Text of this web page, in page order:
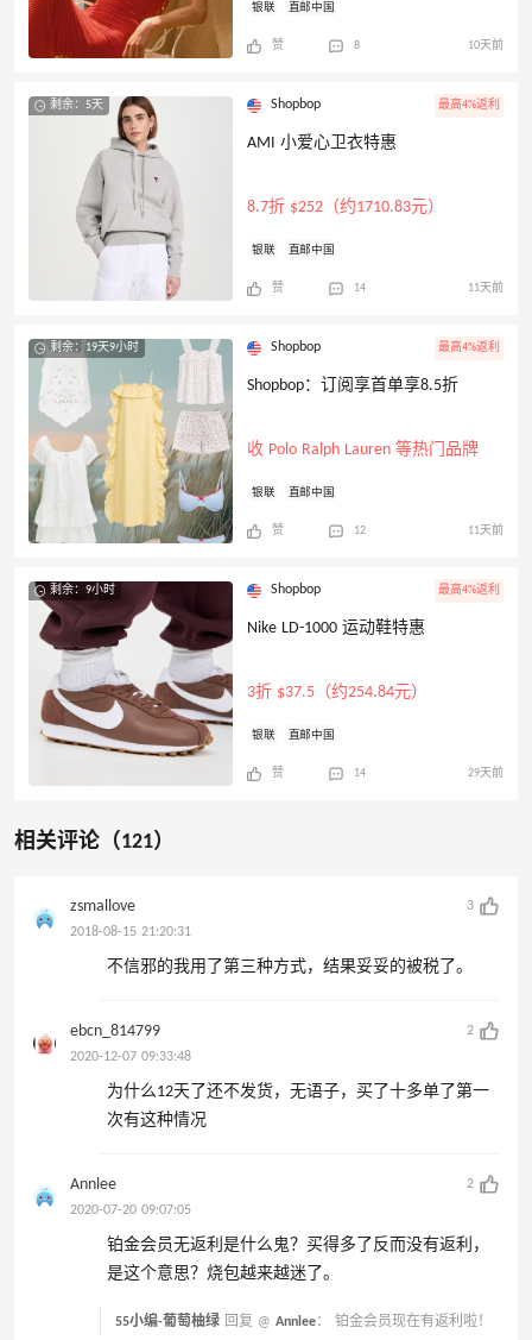
银联 直邮中国
赞 8 10天前
剩余：5天 Shopbop 最高4%返利
AMI 小爱心卫衣特惠
8.7折 $252（约1710.83元）
银联 直邮中国
赞 14 11天前
剩余：19天9小时 Shopbop 最高4%返利
Shopbop：订阅享首单享8.5折
收 Polo Ralph Lauren 等热门品牌
银联 直邮中国
赞 12 11天前
剩余：9小时 Shopbop 最高4%返利
Nike LD-1000 运动鞋特惠
3折 $37.5（约254.84元）
银联 直邮中国
赞 14 29天前
相关评论（121）
zsmallove
3
2018-08-15 21:20:31
不信邪的我用了第三种方式，结果妥妥的被税了。
ebcn_814799
2
2020-12-07 09:33:48
为什么12天了还不发货，无语子，买了十多单了第一
次有这种情况
Annlee
2
2020-07-20 09:07:05
铂金会员无返利是什么鬼？买得多了反而没有返利，
是这个意思？烧包越来越迷了。
55小编-葡萄柚绿 回复 @ Annlee： 铂金会员现在有返利啦！